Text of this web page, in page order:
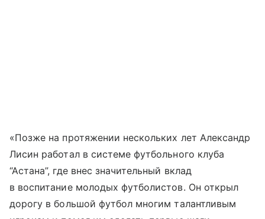
«Позже на протяжении нескольких лет Александр
Лисин работал в системе футбольного клуба
“Астана”, где внес значительный вклад
в воспитание молодых футболистов. Он открыл
дорогу в большой футбол многим талантливым